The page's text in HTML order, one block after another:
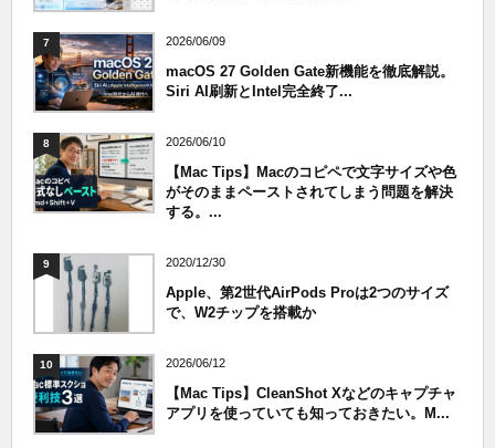
7 2026/06/09
macOS 27 Golden Gate新機能を徹底解説。
Siri AI刷新とIntel完全終了...
8 2026/06/10
【Mac Tips】Macのコピペで文字サイズや色
がそのままペーストされてしまう問題を解決
する。...
9 2020/12/30
Apple、第2世代AirPods Proは2つのサイズ
で、W2チップを搭載か
10 2026/06/12
【Mac Tips】CleanShot Xなどのキャプチャ
アプリを使っていても知っておきたい。M...